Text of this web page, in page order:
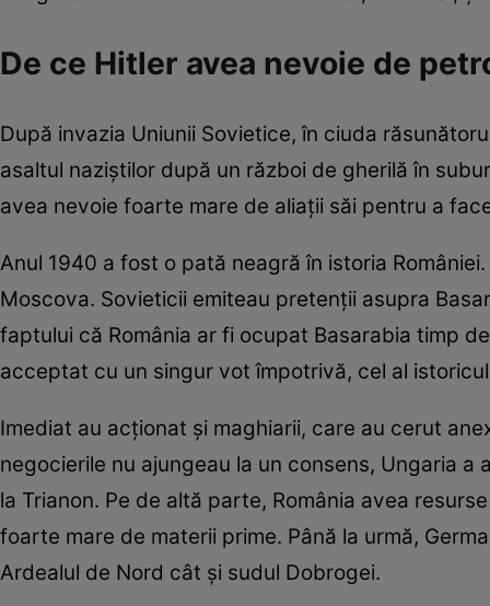
De ce Hitler avea nevoie de
După invazia Uniunii Sovietice, în ciuda
asaltul naziștilor după un război de gherilă în
avea nevoie foarte mare de aliații săi pentru a
Anul 1940 a fost o pată neagră în istoria
Moscova. Sovieticii emiteau pretenții asupra
faptului că România ar fi ocupat Basarabia timp
acceptat cu un singur vot împotrivă, cel al
Imediat au acționat și maghiarii, care au cerut
negocierile nu ajungeau la un consens, Ungaria
la Trianon. Pe de altă parte, România avea
foarte mare de materii prime. Până la urmă,
Ardealul de Nord cât și sudul Dobrogei.